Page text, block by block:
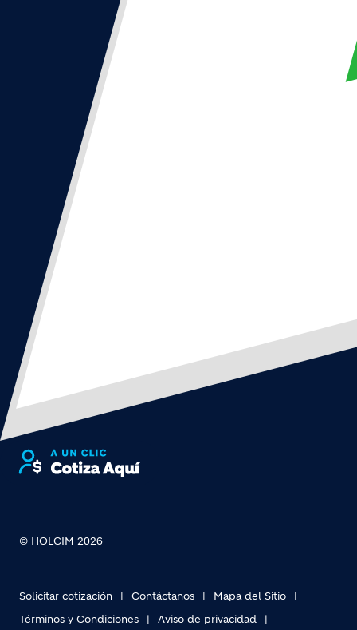
© HOLCIM 2026
Solicitar cotización Contáctanos
Mapa del Sitio
Términos y Condiciones
Aviso de privacidad